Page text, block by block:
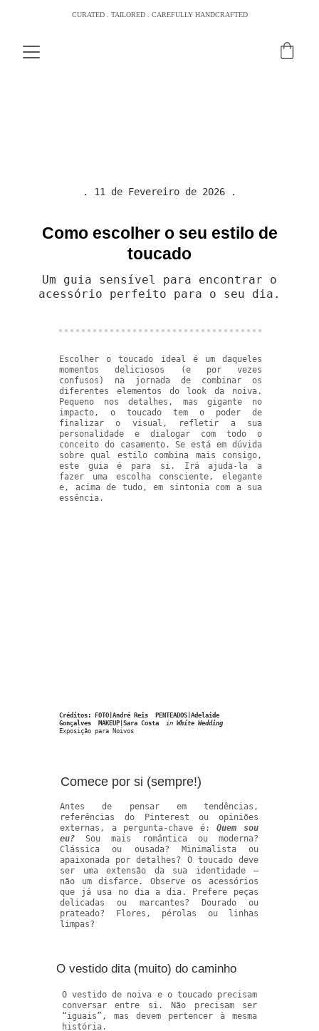
CURATED . TAILORED . CAREFULLY HANDCRAFTED
. 11 de Fevereiro de 2026 .
Como escolher o seu estilo de
toucado
Um guia sensível para encontrar o
acessório perfeito para o seu dia.
Escolher o toucado ideal é um daqueles
momentos deliciosos (e por vezes
confusos) na jornada de combinar os
diferentes elementos do look da noiva.
Pequeno nos detalhes, mas gigante no
impacto, o toucado tem o poder de
finalizar o visual, refletir a sua
personalidade e dialogar com todo o
conceito do casamento. Se está em dúvida
sobre qual estilo combina mais consigo,
este guia é para si. Irá ajuda-la a
fazer uma escolha consciente, elegante
e, acima de tudo, em sintonia com a sua
essência.
Créditos: FOTO|André Reis  PENTEADOS|Adelaide
Gonçalves  MAKEUP|Sara Costa in White Wedding
Exposição para Noivos
Comece por si (sempre!)
Antes de pensar em tendências,
referências do Pinterest ou opiniões
externas, a pergunta-chave é:Quem sou
eu?
Sou mais romântica ou moderna?
Clássica ou ousada? Minimalista ou
apaixonada por detalhes? O toucado deve
ser uma extensão da sua identidade —
não um disfarce. Observe os acessórios
que já usa no dia a dia. Prefere peças
delicadas ou marcantes? Dourado ou
prateado? Flores, pérolas ou linhas
limpas?
O vestido dita (muito) do caminho
O vestido de noiva e o toucado precisam
conversar entre si. Não precisam ser
“iguais”, mas devem pertencer à mesma
história.